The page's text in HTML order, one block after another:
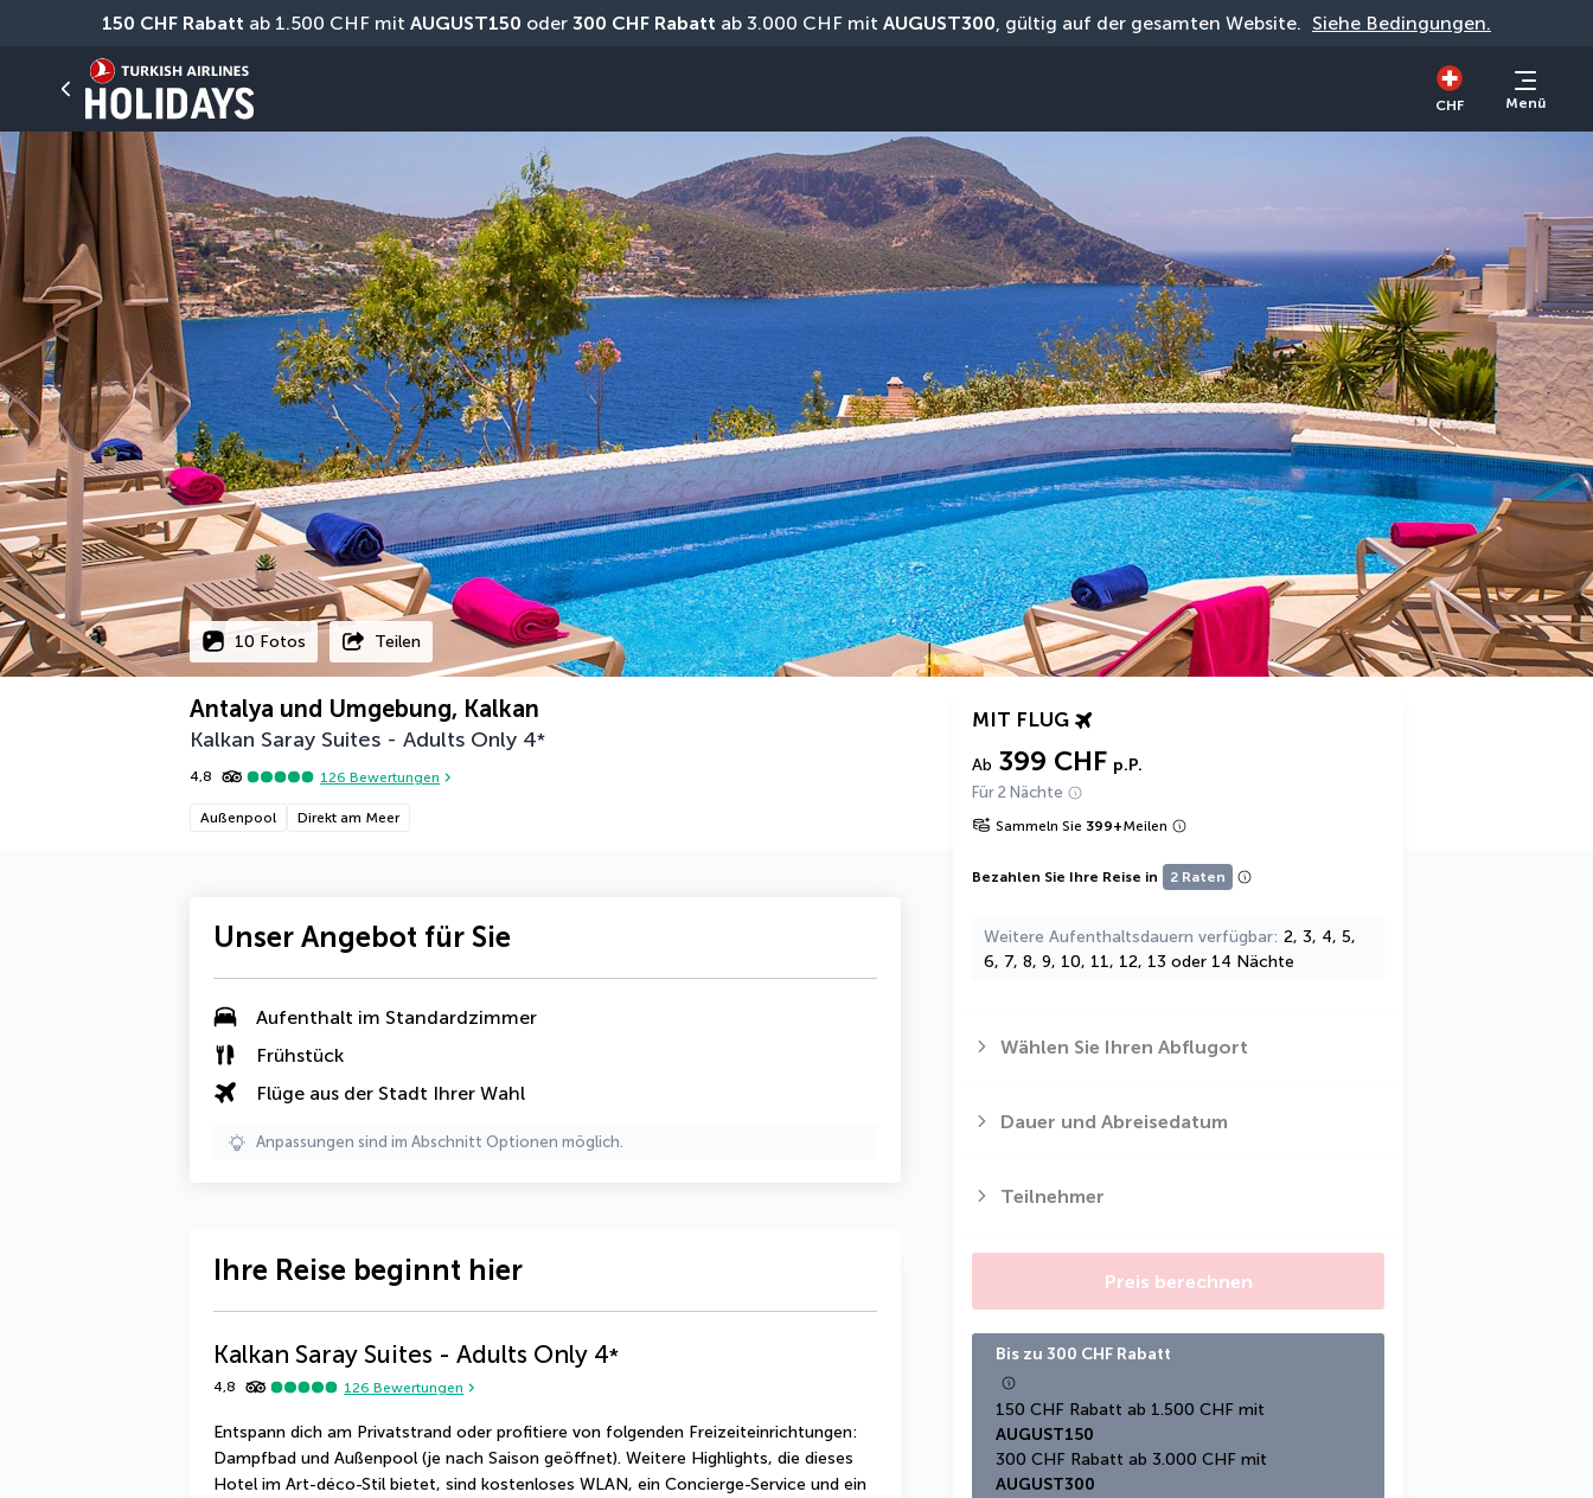
150 CHF Rabatt ab 1.500 CHF mit AUGUST150 oder 300 CHF Rabatt ab 3.000 CHF mit AUGUST300, gültig auf der gesamten Website. Siehe Bedingungen.
CHF Menü
10 Fotos Teilen
Antalya und Umgebung, Kalkan
Kalkan Saray Suites - Adults Only 4*
4,8 126 Bewertungen
Außenpool Direkt am Meer
MIT FLUG
Ab 399 CHF p.P.
Für 2 Nächte
Sammeln Sie 399+Meilen
Bezahlen Sie Ihre Reise in 2 Raten
Weitere Aufenthaltsdauern verfügbar 2, 3, 4, 5,
6, 7, 8, 9, 10, 11, 12, 13 oder 14 Nächte
Wählen Sie Ihren Abflugort
Dauer und Abreisedatum
Teilnehmer
Preis berechnen
Bis zu 300 CHF Rabatt
AUGUST150
AUGUST300
Unser Angebot für Sie
Aufenthalt im Standardzimmer
Frühstück
Flüge aus der Stadt Ihrer Wahl
Anpassungen sind im Abschnitt Optionen möglich.
Ihre Reise beginnt hier
Kalkan Saray Suites - Adults Only 4*
4,8 126 Bewertungen
Entspann dich am Privatstrand oder profitiere von folgenden Freizeiteinrichtungen:
Dampfbad und Außenpool (je nach Saison geöffnet). Weitere Highlights, die dieses
Hotel im Art-déco-Stil bietet, sind kostenloses WLAN, ein Concierge-Service und ein